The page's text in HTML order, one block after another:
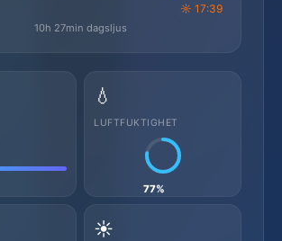
☼ 17:39
10h 27min dagsljus
💧
LUFTFUKTIGHET
77%
☀️